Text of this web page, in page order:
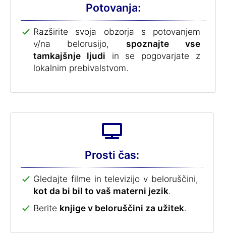
Potovanja:
Razširite svoja obzorja s potovanjem
v/na belorusijo, spoznajte vse
tamkajšnje ljudi in se pogovarjate z
lokalnim prebivalstvom.
Prosti čas:
Gledajte filme in televizijo v beloruščini,
kot da bi bil to vaš materni jezik.
Berite knjige v beloruščini za užitek.